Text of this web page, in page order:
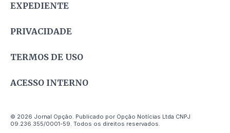
EXPEDIENTE
PRIVACIDADE
TERMOS DE USO
ACESSO INTERNO
© 2026 Jornal Opção. Publicado por Opção Notícias Ltda CNPJ
09.236.355/0001-59. Todos os direitos reservados.